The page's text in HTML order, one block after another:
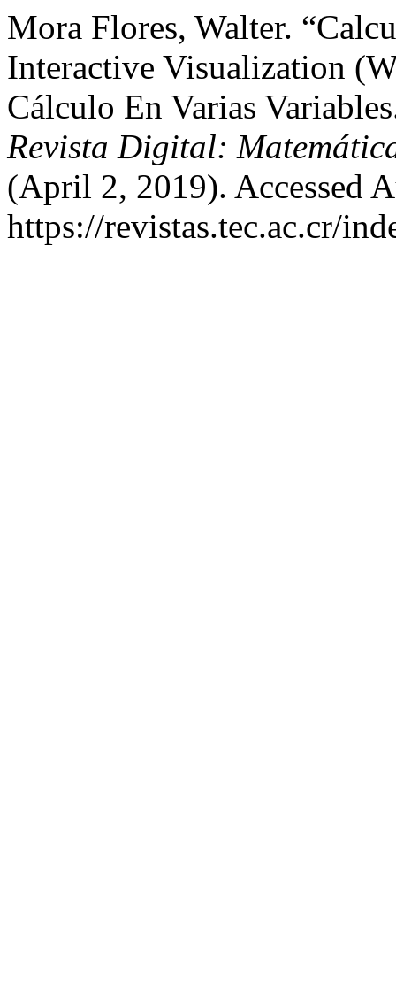
Mora Flores, Walter.
Interactive Visualization
Cálculo En Varias
Revista Digital:
(April 2, 2019). Accessed
https://revistas.tec.ac.cr/